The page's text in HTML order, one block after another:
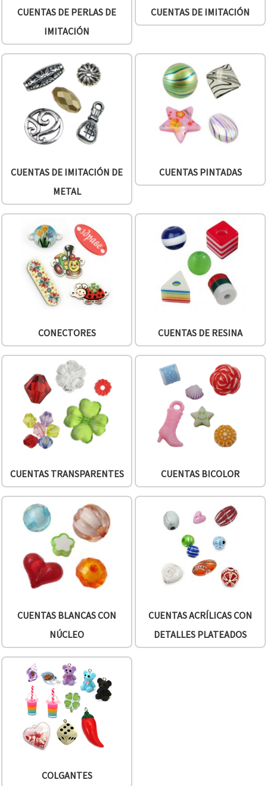
CUENTAS DE PERLAS DE
IMITACIÓN
CUENTAS DE IMITACIÓN
CUENTAS DE IMITACIÓN DE
METAL
CUENTAS PINTADAS
CONECTORES CUENTAS DE RESINA
CUENTAS TRANSPARENTES CUENTAS BICOLOR
CUENTAS BLANCAS CON
NÚCLEO
CUENTAS ACRÍLICAS CON
DETALLES PLATEADOS
COLGANTES